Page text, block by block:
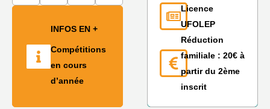
INFOS EN +
Compétitions
en cours
d’année
Licence
UFOLEP
Réduction
familiale : 20€ à
partir du 2ème
inscrit